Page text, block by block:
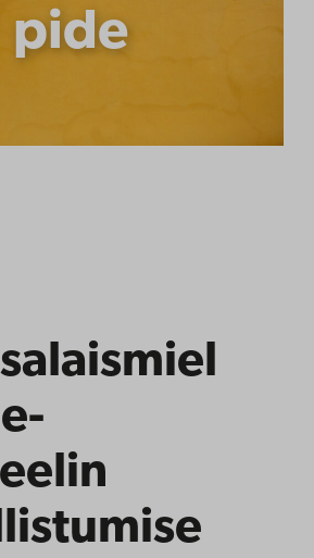
pide